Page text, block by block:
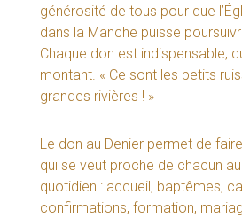
générosité de tous pour que
dans la Manche puisse
Chaque don est indispensable,
montant. « Ce sont les petits
grandes rivières ! »
Le don au Denier permet de
qui se veut proche de chacun au
quotidien : accueil, baptêmes,
confirmations, formation,